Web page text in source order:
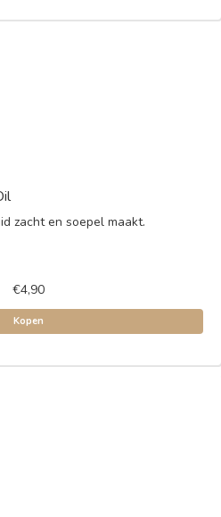
zacht en soepel maakt.
€4,90
Kopen